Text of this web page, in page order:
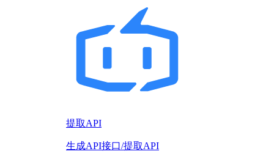
提取API
生成API接口/提取API